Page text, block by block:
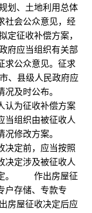
、土地利用总体
社会公众意见，经
征收补偿方案，
应当组织有关部
求公众意见。征求
县级人民政府应
情况及时公布。
认为征收补偿方案
当组织由被征收人
情况修改方案。
定前，应当按照
决定涉及被征收人
定。 作出房屋征
户存储、专款专
屋征收决定后应